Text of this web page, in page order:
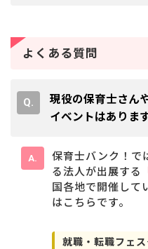
よくある質問
現役の保育士さん
イベントはありま
保育士バンク！で
る法人が出展する
国各地で開催して
はこちらです。
就職・転職フェス